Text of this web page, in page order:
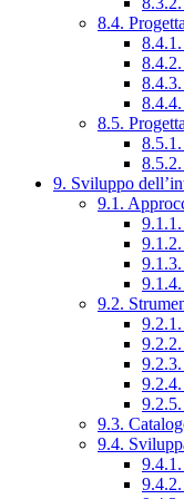
8.4.
8.5.
9. Sviluppo
9.1.
9.2.
9.3.
9.4.